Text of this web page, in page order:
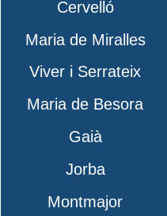
Cervelló
Maria de Miralles
Viver i Serrateix
Maria de Besora
Gaià
Jorba
Montmajor